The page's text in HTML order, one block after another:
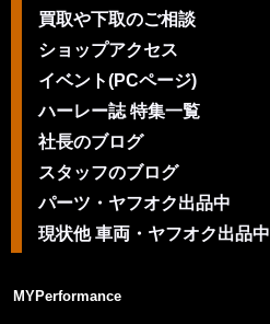
買取や下取のご相談
ショップアクセス
イベント(PCページ)
ハーレー誌 特集一覧
社長のブログ
スタッフのブログ
パーツ・ヤフオク出品中
現状他 車両・ヤフオク出品中
MYPerformance